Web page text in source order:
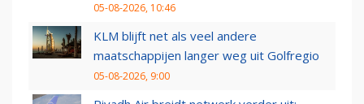
05-08-2026, 10:46
KLM blijft net als veel andere
maatschappijen langer weg uit Golfregio
05-08-2026, 9:00